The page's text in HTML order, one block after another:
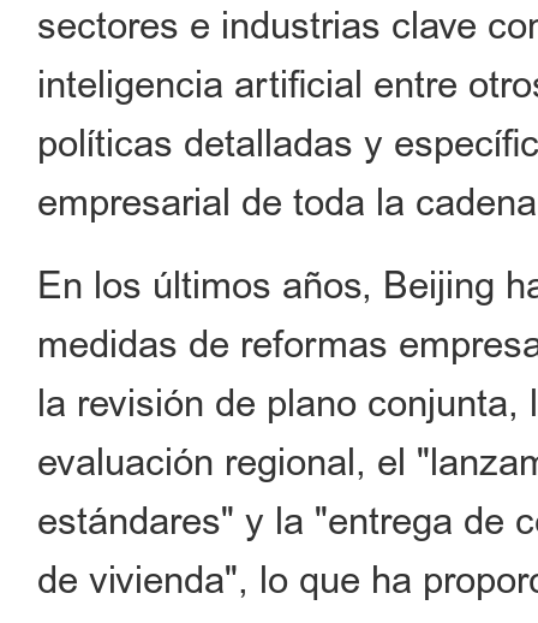
sectores e industrias clave
inteligencia artificial entre
políticas detalladas y
empresarial de toda la
En los últimos años, Beijing
medidas de reformas
la revisión de plano
evaluación regional, el
estándares" y la "entrega de
de vivienda", lo que ha